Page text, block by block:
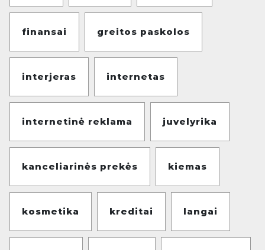
finansai greitos paskolos
interjeras internetas
internetinė reklama juvelyrika
kanceliarinės prekės kiemas
kosmetika kreditai langai